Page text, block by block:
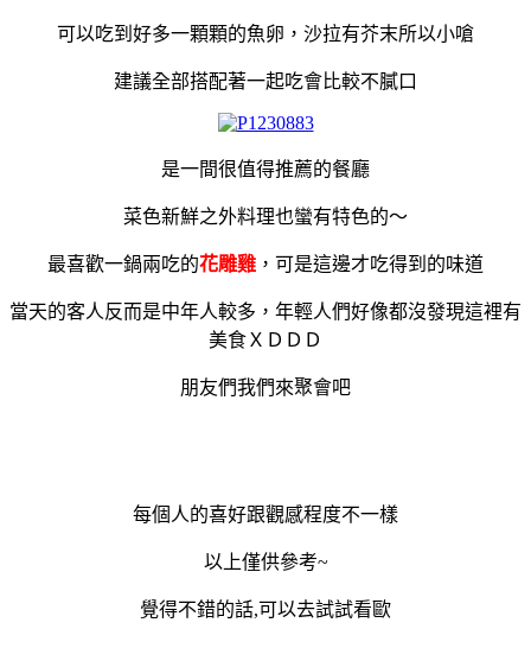
可以吃到好多一顆顆的魚卵，沙拉有芥末所以小嗆
建議全部搭配著一起吃會比較不膩口
是一間很值得推薦的餐廳
菜色新鮮之外料理也蠻有特色的～
最喜歡一鍋兩吃的花雕雞 ，可是這邊才吃得到的味道
當天的客人反而是中年人較多， 年輕人們好像都沒發現這裡有
美食ＸＤＤＤ
朋友們我們來聚會吧
每個人的喜好跟觀感程度不一樣
以上僅供參考~
覺得不錯的話,可以去試試看歐